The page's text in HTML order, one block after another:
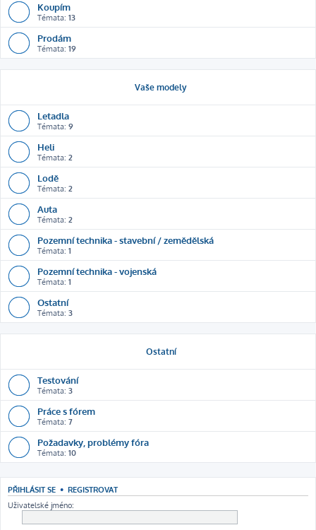
Koupím
Témata: 13
Prodám
Témata: 19
Vaše modely
Letadla
Témata: 9
Heli
Témata: 2
Lodě
Témata: 2
Auta
Témata: 2
Pozemní technika - stavební / zemědělská
Témata: 1
Pozemní technika - vojenská
Témata: 1
Ostatní
Témata: 3
Ostatní
Testování
Témata: 3
Práce s fórem
Témata: 7
Požadavky, problémy fóra
Témata: 10
PŘIHLÁSIT SE • REGISTROVAT
Uživatelské jméno: